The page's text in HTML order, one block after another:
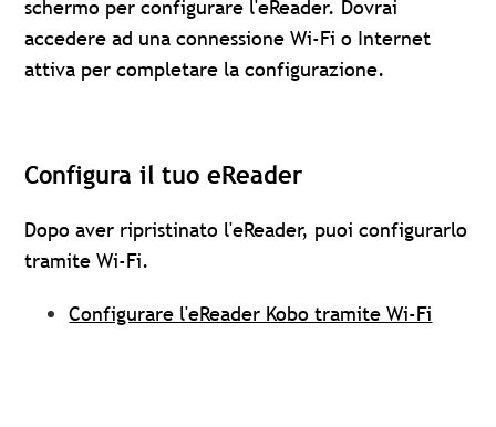
schermo per configurare l'eReader. Dovrai
accedere ad una connessione Wi-Fi o Internet
attiva per completare la configurazione.
Configura il tuo eReader
Dopo aver ripristinato l'eReader, puoi configurarlo
tramite Wi-Fi.
Configurare l'eReader Kobo tramite Wi-Fi